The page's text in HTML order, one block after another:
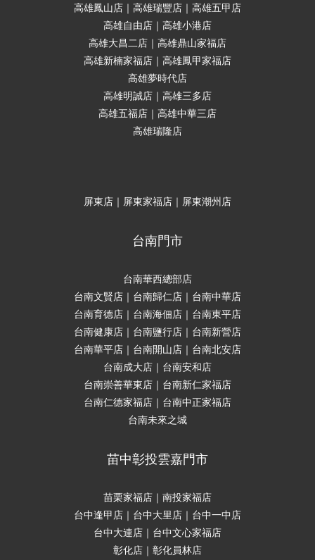
高雄鳳山店｜高雄瑞豐店｜高雄五甲店
高雄自由店｜高雄小港店
高雄大昌二店｜高雄鼎山家福店
高雄新楠家福店｜高雄鳳甲家福店
高雄夢時代店
高雄明誠店｜高雄三多店
高雄五福店｜高雄中華三店
高雄瑞隆店
屏東店｜屏東家福店｜屏東潮州店
台南門市
台南華西總部店
台南文賢店｜台南歸仁店｜台南中華店
台南育德店｜台南海佃店｜台南東平店
台南健康店｜台南鹽行店｜台南新營店
台南華平店｜台南開山店｜台南北安店
台南成大店｜台南安和店
台南崇善華東店｜台南新仁家福店
台南仁德家福店｜台南中正家福店
台南未來之城
苗中彰投雲嘉門市
苗栗家福店｜南投家福店
台中逢甲店｜台中大里店｜台中一中店
台中大連店｜台中文心家福店
彰化店｜彰化員林店